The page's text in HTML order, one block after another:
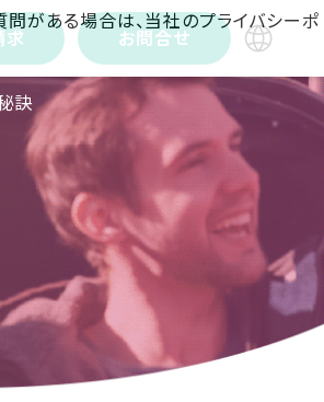
求 お問合せ
訣
がある場合は、当社のプライバシーポ